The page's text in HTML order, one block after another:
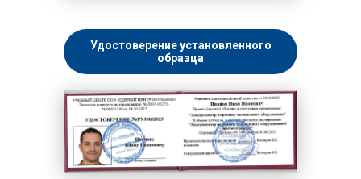
Удостоверение установленного
образца